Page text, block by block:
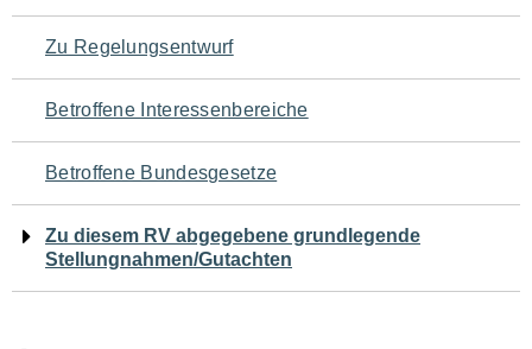
für
den
Seiteninhalt
Zu Regelungsentwurf
Betroffene Interessenbereiche
Betroffene Bundesgesetze
Zu diesem RV abgegebene grundlegende
Stellungnahmen/Gutachten